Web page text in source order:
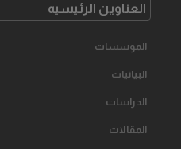
العناوین الرئیسیه
الموسسات
البیانیات
الدراسات
المقالات